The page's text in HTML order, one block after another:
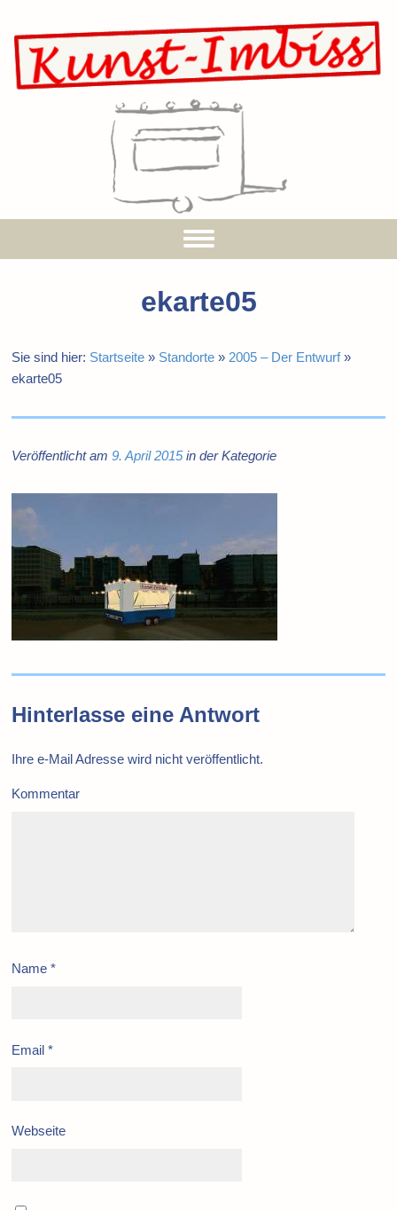
ekarte05
Sie sind hier: Startseite » Standorte » 2005 – Der Entwurf»
ekarte05
Veröffentlicht am9. April 2015in der Kategorie
Hinterlasse eine Antwort
Ihre e-Mail Adresse wird nicht veröffentlicht.
Kommentar
Name *
Email *
Webseite